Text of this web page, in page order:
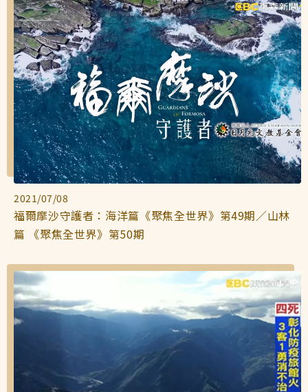
2021/07/08
福爾摩沙守護者：海洋篇《聚焦全世界》第49期／山林
篇 《聚焦全世界》第50期